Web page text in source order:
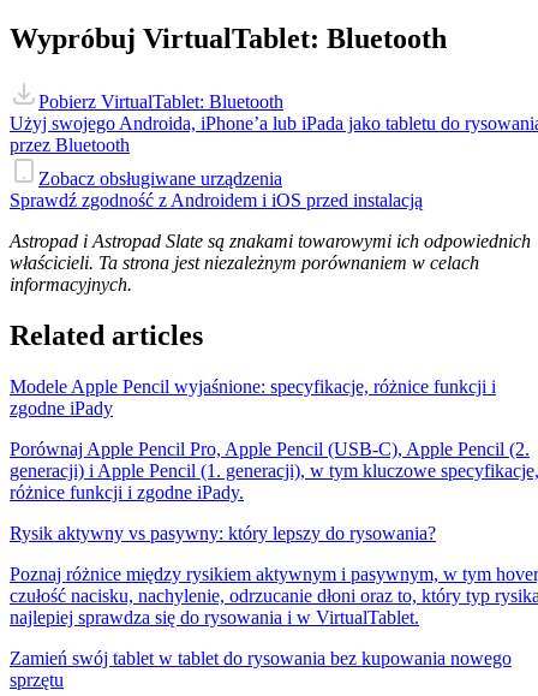
Wypróbuj VirtualTablet: Bluetooth
Pobierz VirtualTablet: Bluetooth
Użyj swojego Androida, iPhone’a lub iPada jako tabletu do
przez Bluetooth
Zobacz obsługiwane urządzenia
Sprawdź zgodność z Androidem i iOS przed instalacją
Astropad i Astropad Slate są znakami towarowymi ich odpowiednich
właścicieli. Ta strona jest niezależnym porównaniem w celach
informacyjnych.
Related articles
Modele Apple Pencil wyjaśnione: specyfikacje, różnice funkcji i
zgodne iPady
Porównaj Apple Pencil Pro, Apple Pencil (USB-C), Apple Pencil (2.
generacji) i Apple Pencil (1. generacji), w tym kluczowe specyfikacje,
różnice funkcji i zgodne iPady.
Rysik aktywny vs pasywny: który lepszy do rysowania?
Poznaj różnice między rysikiem aktywnym i pasywnym, w tym
czułość nacisku, nachylenie, odrzucanie dłoni oraz to, który typ
najlepiej sprawdza się do rysowania i w VirtualTablet.
Zamień swój tablet w tablet do rysowania bez kupowania nowego
sprzętu